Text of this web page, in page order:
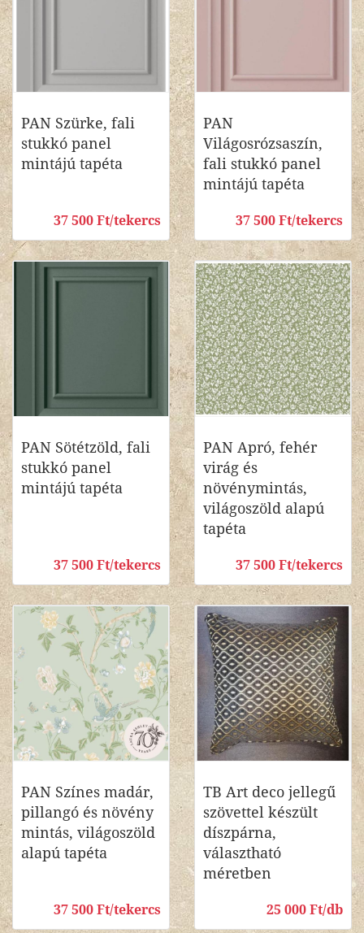
PAN Szürke, fali
stukkó panel
mintájú tapéta
37 500 Ft/tekercs
PAN
Világosrózsaszín,
fali stukkó panel
mintájú tapéta
37 500 Ft/tekercs
PAN Sötétzöld, fali
stukkó panel
mintájú tapéta
37 500 Ft/tekercs
PAN Apró, fehér
virág és
növénymintás,
világoszöld alapú
tapéta
37 500 Ft/tekercs
PAN Színes madár,
pillangó és növény
mintás, világoszöld
alapú tapéta
37 500 Ft/tekercs
TB Art deco jellegű
szövettel készült
díszpárna,
választható
méretben
25 000 Ft/db